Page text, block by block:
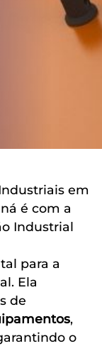
em
é com a
Industrial
para a
Ela
de
,
o